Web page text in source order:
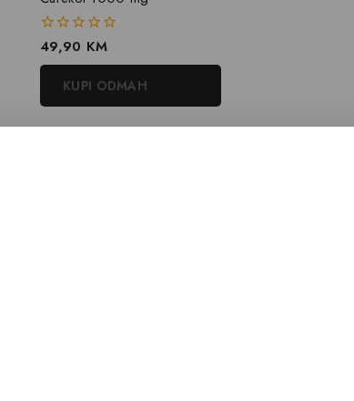
0
out
of
49,90 KM
KUPI ODMAH